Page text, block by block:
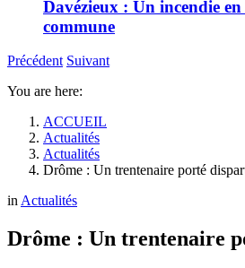
Davézieux : Un incendie
commune
Précédent Suivant
You are here:
ACCUEIL
Actualités
Actualités
Drôme : Un trentenaire porté
inActualités
Drôme : Un trentenaire